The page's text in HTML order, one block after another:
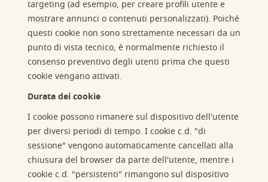
targeting (ad esempio, per creare profili utente e
mostrare annunci o contenuti personalizzati). Poiché
questi cookie non sono strettamente necessari da un
punto di vista tecnico, è normalmente richiesto il
consenso preventivo degli utenti prima che questi
cookie vengano attivati.
Durata dei cookie
I cookie possono rimanere sul dispositivo dell'utente
per diversi periodi di tempo. I cookie c.d. "di
sessione" vengono automaticamente cancellati alla
chiusura del browser da parte dell'utente, mentre i
cookie c.d. "persistenti" rimangono sul dispositivo